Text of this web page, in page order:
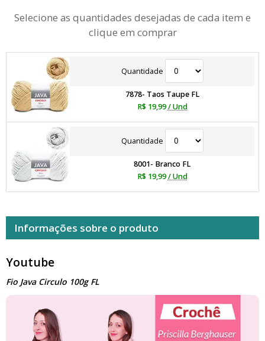
Selecione as quantidades desejadas de cada item e
clique em comprar
Quantidade
7878- Taos Taupe FL
R$ 19,99 / Und
Quantidade
8001- Branco FL
R$ 19,99 / Und
Informações sobre o produto
Youtube
Fio Java Circulo 100g FL